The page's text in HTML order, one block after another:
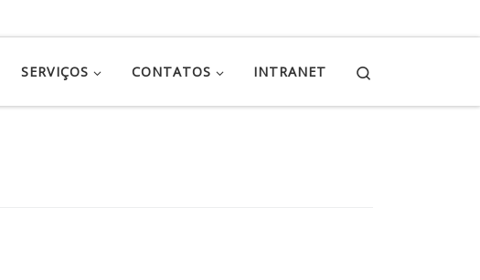
SERVIÇOS CONTATOS INTRANET